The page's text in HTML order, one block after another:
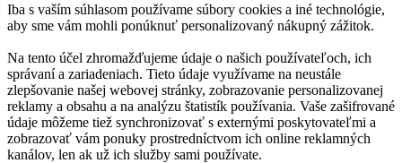
Iba s vaším súhlasom používame súbory cookies a iné technológie,
aby sme vám mohli ponúknuť personalizovaný nákupný zážitok.
Na tento účel zhromažďujeme údaje o našich používateľoch, ich
správaní a zariadeniach. Tieto údaje využívame na neustále
zlepšovanie našej webovej stránky, zobrazovanie personalizovanej
reklamy a obsahu a na analýzu štatistík používania. Vaše zašifrované
údaje môžeme tiež synchronizovať s externými poskytovateľmi a
zobrazovať vám ponuky prostredníctvom ich online reklamných
kanálov, len ak už ich služby sami používate.